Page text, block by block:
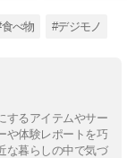
べ物 #デジモノ
するアイテムやサー
や体験レポートを巧
な暮らしの中で気づ